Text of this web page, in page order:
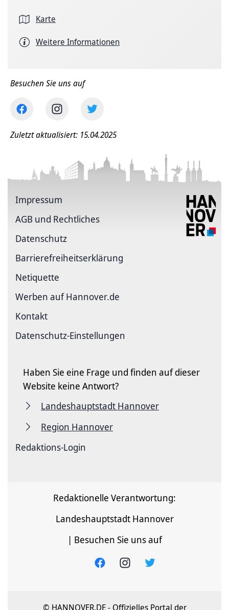
Karte
Weitere Informationen
Besuchen Sie uns auf
Zuletzt aktualisiert: 15.04.2025
Impressum
AGB und Rechtliches
Datenschutz
Barriere­freiheits­erklärung
Netiquette
Werben auf Hannover.de
Kontakt
Datenschutz-Einstellungen
Haben Sie eine Frage und finden auf dieser
Website keine Antwort?
Landeshauptstadt Hannover
Region Hannover
Redaktions-Login
Redaktionelle Verantwortung:
Landeshauptstadt Hannover
| Besuchen Sie uns auf
© HANNOVER.DE - Offizielles Portal der